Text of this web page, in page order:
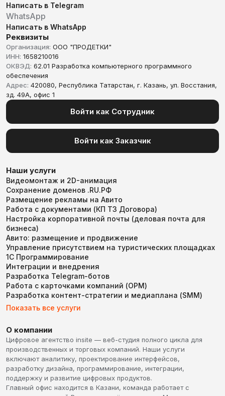
Написать в Telegram
WhatsApp
Написать в WhatsApp
Реквизиты
Организация: ООО "ПРОДЕТКИ"
ИНН: 1658210016
ОКВЭД: 62.01 Разработка компьютерного программного
обеспечения
Адрес: 420080, Республика Татарстан, г. Казань, ул. Восстания,
зд. 49А, офис 1
Войти как Сотрудник
Войти как Заказчик
Наши услуги
Видеомонтаж и 2D-анимация
Сохранение доменов .RU.РФ
Размещение рекламы на Авито
Работа с документами (КП ТЗ Договора)
Настройка корпоративной почты (деловая почта для
бизнеса)
Авито: размещение и продвижение
Управление присутствием на туристических площадках
1С Программирование
Интеграции и внедрения
Разработка Telegram-ботов
Работа с карточками компаний (ОРМ)
Разработка контент-стратегии и медиаплана (SMM)
Показать все услуги
О компании
Цифровое агентство insite — веб-студия полного цикла для
производственных и торговых компаний. Наши услуги
включают аналитику, проектирование интерфейсов,
разработку дизайна, программирование, интеграции,
поддержку и развитие цифровых продуктов.
Главный офис находится в Казани, команда работает с